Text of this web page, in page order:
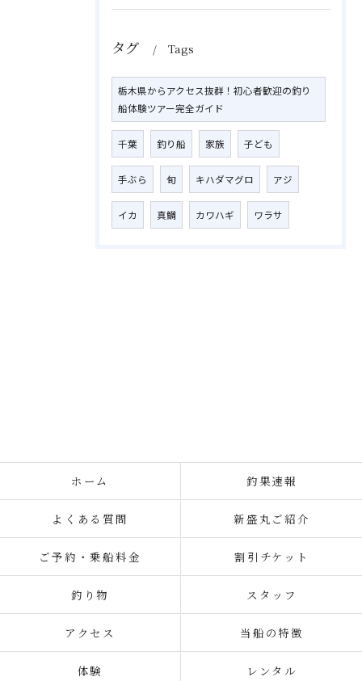
タグ Tags
栃木県からアクセス抜群！初心者歓迎の釣り
船体験ツアー完全ガイド
千葉 釣り船 家族 子ども
手ぶら 旬 キハダマグロ アジ
イカ 真鯛 カワハギ ワラサ
ホーム 釣果速報
よくある質問 新盛丸ご紹介
ご予約・乗船料金 割引チケット
釣り物 スタッフ
アクセス 当船の特徴
体験 レンタル